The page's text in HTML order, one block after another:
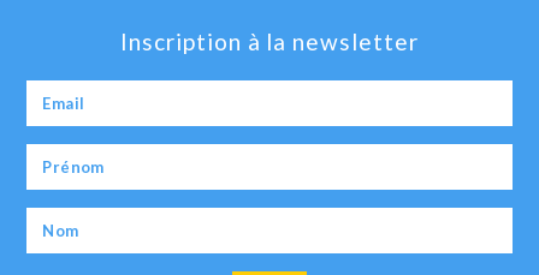
Inscription à la newsletter